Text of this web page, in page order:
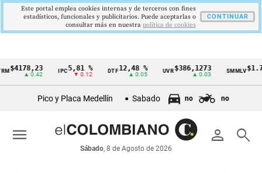
Cintillo
económicos
Colombia
▲ 0.42
IPC 5,81 %
▼ 0.12
DTF 12,48 %
▲ 0.05
UVR $386,1273
▲ 0.03
SMMLV
Pico y Placa Medellín Sabado no no
person search
Sábado, 8 de Agosto de 2026
menu
Este portal emplea cookies internas y de terceros con fines
estadísticos, funcionales y publicitarios. Puede aceptarlas o
consultar más en nuestra politica de cookies
CONTINUAR